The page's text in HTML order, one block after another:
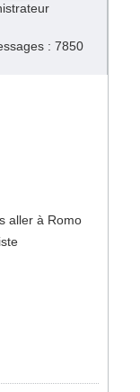
: 7850
aller à Romo